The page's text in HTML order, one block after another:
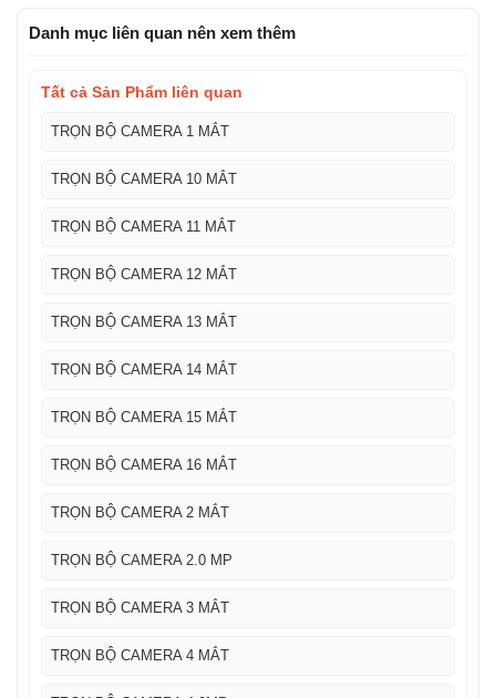
Danh mục liên quan nên xem thêm
Tất cả Sản Phẩm liên quan
TRỌN BỘ CAMERA 1 MẮT
TRỌN BỘ CAMERA 10 MẮT
TRỌN BỘ CAMERA 11 MẮT
TRỌN BỘ CAMERA 12 MẮT
TRỌN BỘ CAMERA 13 MẮT
TRỌN BỘ CAMERA 14 MẮT
TRỌN BỘ CAMERA 15 MẮT
TRỌN BỘ CAMERA 16 MẮT
TRỌN BỘ CAMERA 2 MẮT
TRỌN BỘ CAMERA 2.0 MP
TRỌN BỘ CAMERA 3 MẮT
TRỌN BỘ CAMERA 4 MẮT